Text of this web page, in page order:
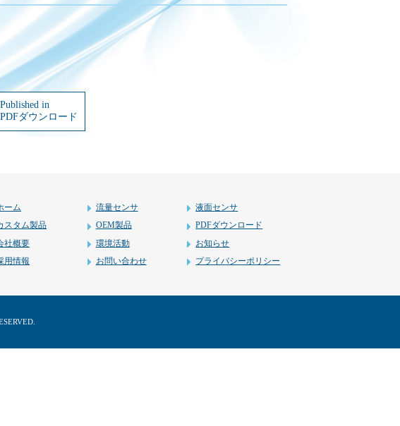
Published in
PDFダウンロード
ーム 流量センサ
液面センサ
スタム製品
OEM製品
PDFダウンロード
社概要
環境活動
お知らせ
用情報
お問い合わせ プライバシーポリシー